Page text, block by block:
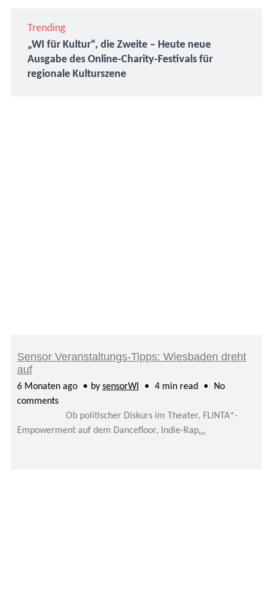
Trending
„WI für Kultur“, die Zweite – Heute neue
Ausgabe des Online-Charity-Festivals für
regionale Kulturszene
Sensor Veranstaltungs-Tipps: Wiesbaden dreht
auf
6 Monaten ago by sensorWI 4 min read
No
comments
Ob politischer Diskurs im Theater, FLINTA*-
Empowerment auf dem Dancefloor, Indie-Rap…